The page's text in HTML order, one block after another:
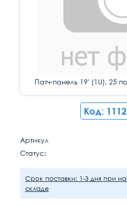
Патч-панель 19' (1U), 25
Код:
Артикул
Статус:
Срок поставки: 1-3 дня при
складе